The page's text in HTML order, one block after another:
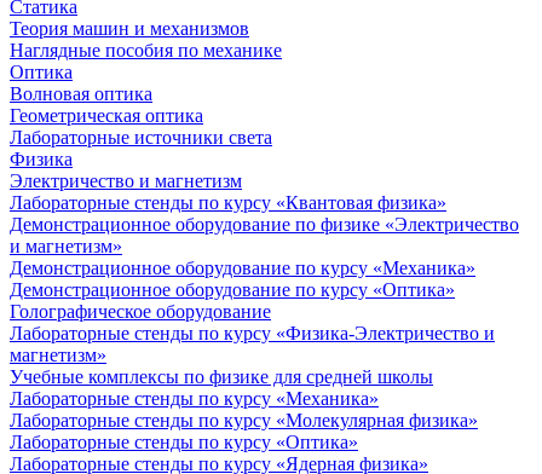
Статика
Теория машин и механизмов
Наглядные пособия по механике
Оптика
Волновая оптика
Геометрическая оптика
Лабораторные источники света
Физика
Электричество и магнетизм
Лабораторные стенды по курсу «Квантовая физика»
Демонстрационное оборудование по физике «Электричество
и магнетизм»
Демонстрационное оборудование по курсу «Механика»
Демонстрационное оборудование по курсу «Оптика»
Голографическое оборудование
Лабораторные стенды по курсу «Физика-Электричество и
магнетизм»
Учебные комплексы по физике для средней школы
Лабораторные стенды по курсу «Механика»
Лабораторные стенды по курсу «Молекулярная физика»
Лабораторные стенды по курсу «Оптика»
Лабораторные стенды по курсу «Ядерная физика»